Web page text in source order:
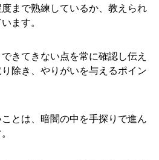
まで熟練しているか、教えられ
ます。
きてきない点を常に確認し伝え
除き、やりがいを与えるポイン
とは、暗闇の中を手探りで進ん